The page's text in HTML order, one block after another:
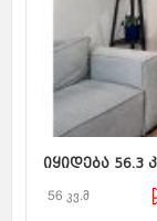
იყიდება 56.3
56 კვ.მ